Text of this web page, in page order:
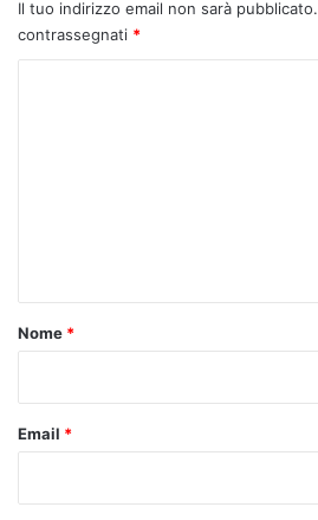
Il tuo indirizzo email non sarà pubblicato.
contrassegnati *
o
Nome *
Email *